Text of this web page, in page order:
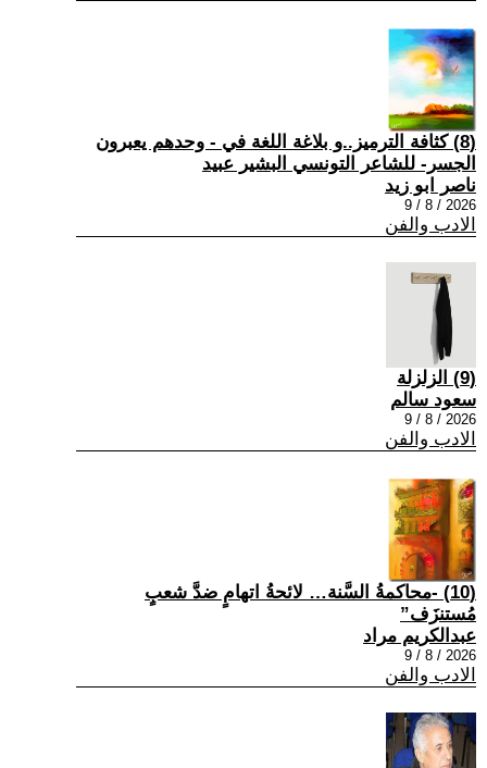
(8) كثافة الترميز..و بلاغة اللغة في - وحدهم يعبرون
الجسر- للشاعر التونسي البشير عبيد
ناصر ابو زيد
2026 / 8 / 9
الادب والفن
(9) الزلزلة
سعود سالم
2026 / 8 / 9
الادب والفن
(10) -محاكمةُ السَّنة… لائحةُ اتهامٍ ضدَّ شعبٍ
مُستنزَف”
عبدالكريم مراد
2026 / 8 / 9
الادب والفن